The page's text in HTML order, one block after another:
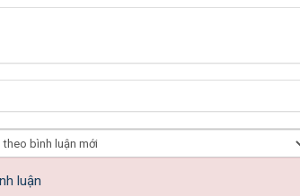
luận